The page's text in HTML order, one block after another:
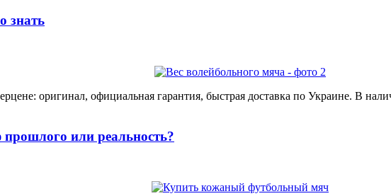
знать
оригинал, официальная гарантия, быстрая доставка по Украине. В
или реальность?